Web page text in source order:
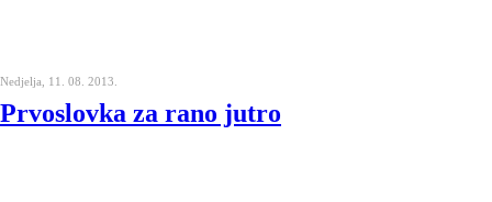
Nedjelja, 11. 08. 2013.
Prvoslovka za rano jutro